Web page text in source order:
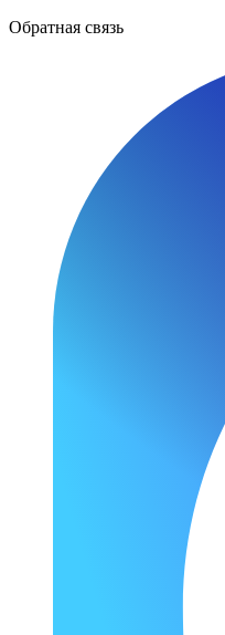
Обратная связь